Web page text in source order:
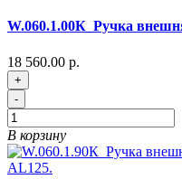
W.060.1.00К_Ручка
18 560.00 р.
+
-
В корзину